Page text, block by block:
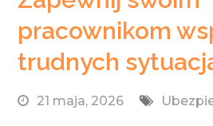
pracownikom
trudnych
21 maja, 2026